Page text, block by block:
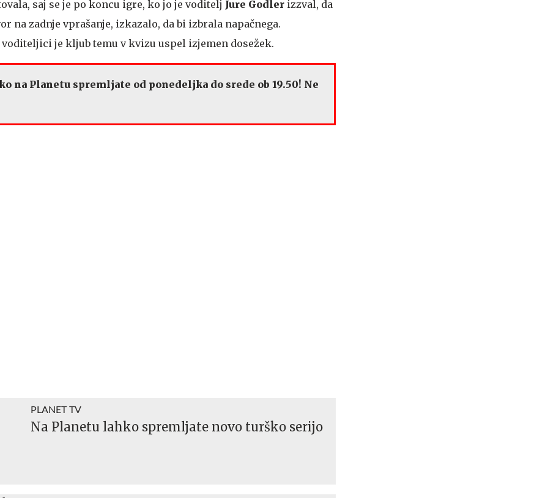
saj se je po koncu igre, ko jo je voditelj Jure Godler izzval, da
na zadnje vprašanje, izkazalo, da bi izbrala napačnega.
je kljub temu v kvizu uspel izjemen dosežek.
na Planetu spremljate od ponedeljka do srede ob 19.50! Ne
PLANET TV
Na Planetu lahko spremljate novo turško serijo